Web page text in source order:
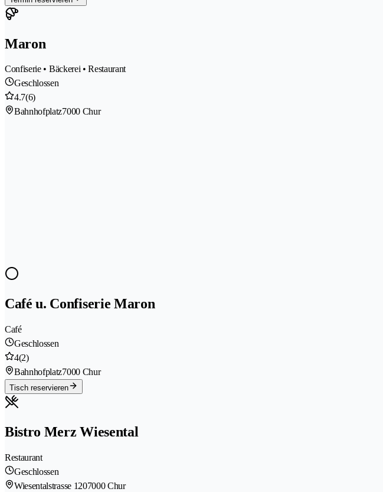
Maron
Confiserie • Bäckerei • Restaurant
Geschlossen
4.7(6)
Bahnhofplatz7000 Chur
Café u. Confiserie Maron
Café
Geschlossen
4(2)
Bahnhofplatz7000 Chur
Tisch reservieren
Bistro Merz Wiesental
Restaurant
Geschlossen
Wiesentalstrasse 1207000 Chur